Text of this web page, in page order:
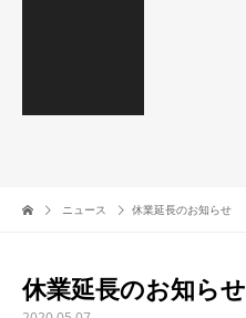
ニュース 休業延長のお知らせ
休業延長のお知らせ